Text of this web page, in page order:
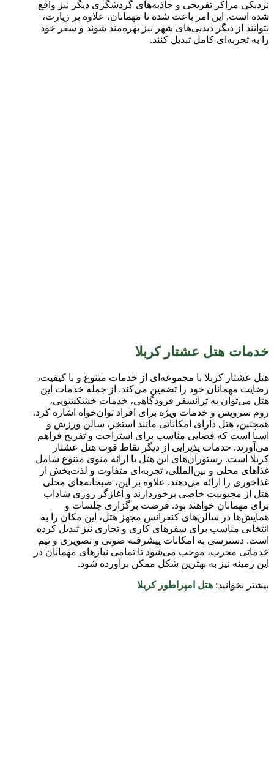
نزدیکی مراکز تفریحی و جاذبه‌های گردشگری دیگر نیز واقع
شده است. این امر باعث شده تا مهمانان، علاوه بر زیارت،
بتوانند از دیگر دیدنی‌های شهر نیز بهره‌مند شوند و سفر خود
را به تجربه‌ای کامل تبدیل کنند.
خدمات هتل عشتار کربلا
هتل عشتار کربلا با مجموعه‌ای از خدمات متنوع و با کیفیت،
رضایت مهمانان خود را تضمین می‌کند. از جمله خدمات این
هتل می‌توان به ترانسفر فرودگاهی، خدمات خشکشویی،
روم سرویس و خدمات ویژه برای افراد توان‌خواه اشاره کرد.
همچنین، هتل دارای امکاناتی مانند استخر، سالن ورزش و
اسپا است که فضایی مناسب برای استراحت و تفریح فراهم
می‌آورند. خدمات پذیرایی از دیگر نقاط قوت هتل عشتار
کربلا است. رستوران‌های این هتل با ارائه منوی متنوع شامل
غذاهای محلی و بین‌المللی، تجربه‌ای متفاوت و لذت‌بخش از
غذاخوری را ارائه می‌دهند. علاوه بر این، صبحانه‌های محلی
هتل از محبوبیت خاصی برخوردارند و آغازگر روزی شاداب
برای مهمانان خواهند بود. فرصت برگزاری جلسات و
همایش‌ها در سالن‌های کنفرانس مجهز هتل، این مکان را به
انتخابی مناسب برای سفرهای کاری و تجاری نیز تبدیل کرده
است. دسترسی به امکانات پیشرفته صوتی و تصویری و تیم
خدماتی مجرب، موجب می‌شود تا تمامی نیازهای مهمانان در
این زمینه نیز به بهترین شکل ممکن برآورده شود.
بیشتر بخوانید: هتل امپراطور کربلا